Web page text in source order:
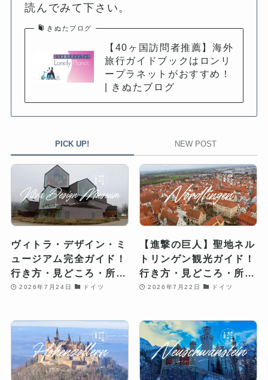
読んでみて下さい。
きぬたブログ
【40ヶ国訪問者推薦】海外
旅行ガイドブックはロンリ
ープラネットがおすすめ！
| きぬたブログ
PICK UP! NEW POST
ヴィトラ・デザイン・ミ
ュージアム完全ガイド！
行き方・見どころ・所要
時間を解説
2026年7月24日 ドイツ
【進撃の巨人】聖地ネル
トリンゲン観光ガイド！
行き方・見どころ・所要
時間を解説
2026年7月22日 ドイツ